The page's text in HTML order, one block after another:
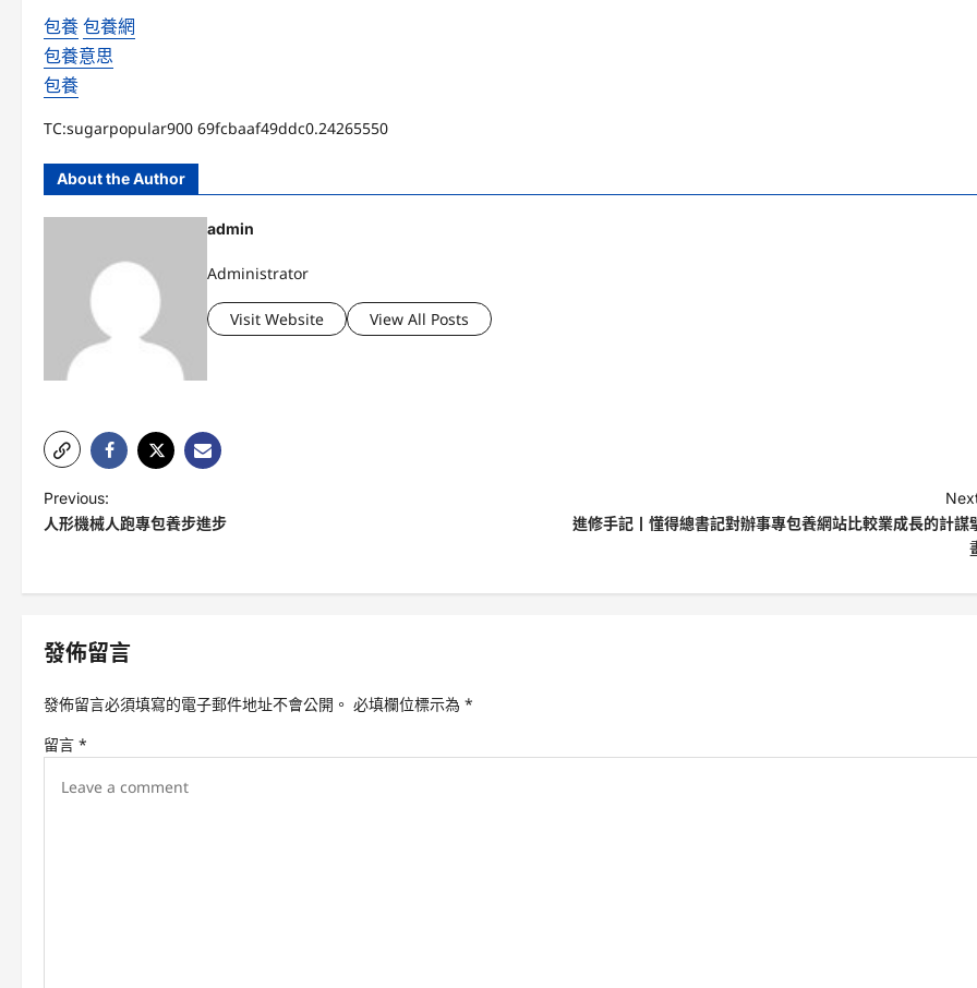
包養包養網
包養意思
包養
TC:sugarpopular900 69fcbaaf49ddc0.24265550
About the Author
admin
Administrator
Visit Website View All Posts
P
o
t
n
a
v
i
Previous:
人形機械人跑專包養步進步
進修手記丨懂得總書記對辦事專包養網站比較業成長的計謀
發佈留言
發佈留言必須填寫的電子郵件地址不會公開。 必填欄位標示為 *
留言 *